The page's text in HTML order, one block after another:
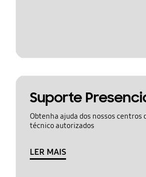
Suporte
Obtenha ajuda dos nossos centros
técnico autorizados
LER MAIS